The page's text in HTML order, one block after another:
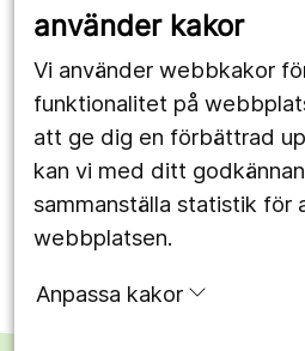
använder kakor
Vi använder webbkakor
funktionalitet på
att ge dig en förbättrad
kan vi med ditt
sammanställa statistik för
webbplatsen.
Anpassa kakor
Följ oss
Facebook
portraitInstagram
work_outlineLinkedIn